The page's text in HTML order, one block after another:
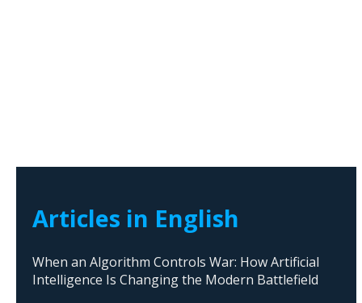
Articles in English
When an Algorithm Controls War: How Artificial
Intelligence Is Changing the Modern Battlefield